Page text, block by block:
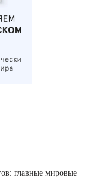
главные мировые